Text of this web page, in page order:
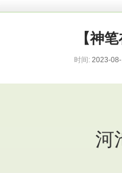
【神
时间: 2023-
河